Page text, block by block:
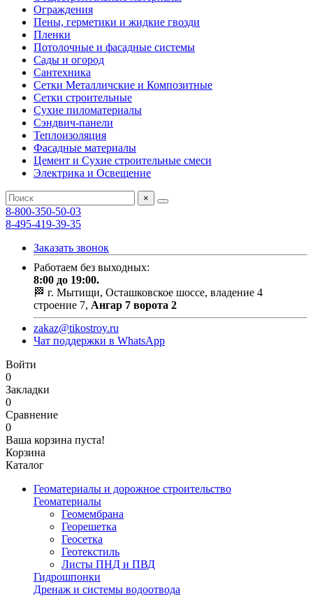
Ограждения
Пены, герметики и жидкие гвозди
Пленки
Потолочные и фасадные системы
Сады и огород
Сантехника
Сетки Металличские и Композитные
Сетки строительные
Сухие пиломатериалы
Сэндвич-панели
Теплоизоляция
Фасадные материалы
Цемент и Сухие строительные смеси
Электрика и Освещение
×
8-800-350-50-03
8-495-419-39-35
Заказать звонок
Работаем без выходных:
8:00 до 19:00.
🏁 г. Мытищи, Осташковское шоссе, владение 4
строение 7, Ангар 7 ворота 2
zakaz@tikostroy.ru
Чат поддержки в WhatsApp
Войти
0
Закладки
0
Сравнение
0
Ваша корзина пуста!
Корзина
Каталог
Геоматериалы и дорожное строительство
Геоматериалы
Геомембрана
Георешетка
Геосетка
Геотекстиль
Листы ПНД и ПВД
Гидрошпонки
Дренаж и системы водоотвода